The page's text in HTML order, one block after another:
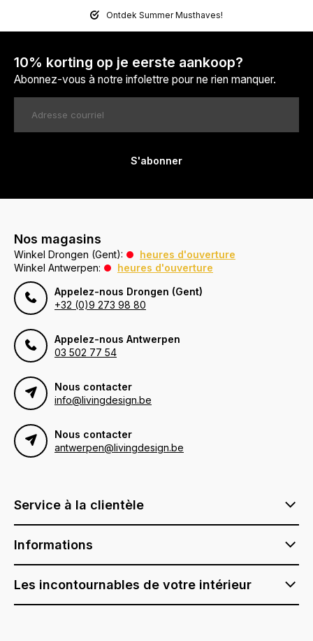
Ontdek Summer Musthaves!
10% korting op je eerste aankoop?
Abonnez-vous à notre infolettre pour ne rien manquer.
S'abonner
Nos magasins
Winkel Drongen (Gent):
heures d'ouverture
Winkel Antwerpen:
heures d'ouverture
Appelez-nous Drongen (Gent)
+32 (0)9 273 98 80
Appelez-nous Antwerpen
03 502 77 54
Nous contacter
info@livingdesign.be
Nous contacter
antwerpen@livingdesign.be
Service à la clientèle
Informations
Les incontournables de votre intérieur